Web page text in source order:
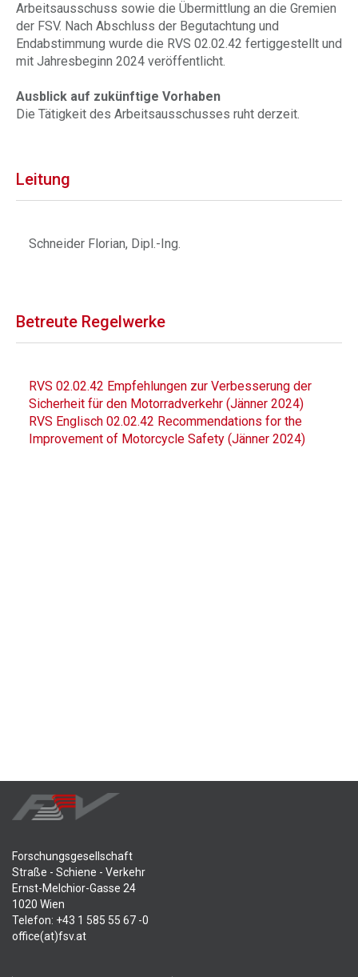
Arbeitsausschuss sowie die Übermittlung an die Gremien
der FSV. Nach Abschluss der Begutachtung und
Endabstimmung wurde die RVS 02.02.42 fertiggestellt und
mit Jahresbeginn 2024 veröffentlicht.
Ausblick auf zukünftige Vorhaben
Die Tätigkeit des Arbeitsausschusses ruht derzeit.
Leitung
Schneider Florian, Dipl.-Ing.
Betreute Regelwerke
RVS 02.02.42 Empfehlungen zur Verbesserung der
Sicherheit für den Motorradverkehr (Jänner 2024)
RVS Englisch 02.02.42 Recommendations for the
Improvement of Motorcycle Safety (Jänner 2024)
Forschungsgesellschaft
Straße - Schiene - Verkehr
Ernst-Melchior-Gasse 24
1020 Wien
Telefon: +43 1 585 55 67 -0
office(at)fsv.at